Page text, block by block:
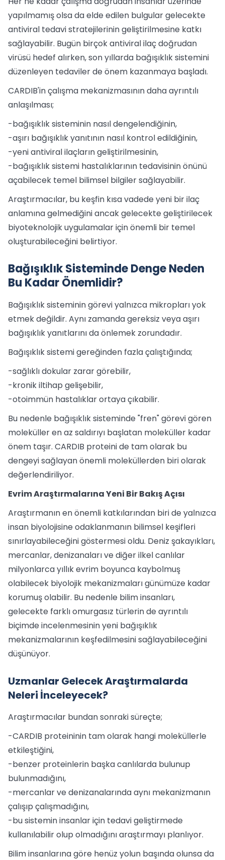
yapılmamış olsa da elde edilen bulgular gelecekte
antiviral tedavi stratejilerinin geliştirilmesine katkı
sağlayabilir. Bugün birçok antiviral ilaç doğrudan
virüsü hedef alırken, son yıllarda bağışıklık sistemini
düzenleyen tedaviler de önem kazanmaya başladı.
CARDIB'in çalışma mekanizmasının daha ayrıntılı
anlaşılması;
-bağışıklık sisteminin nasıl dengelendiğinin,
-aşırı bağışıklık yanıtının nasıl kontrol edildiğinin,
-yeni antiviral ilaçların geliştirilmesinin,
-bağışıklık sistemi hastalıklarının tedavisinin önünü
açabilecek temel bilimsel bilgiler sağlayabilir.
Araştırmacılar, bu keşfin kısa vadede yeni bir ilaç
anlamına gelmediğini ancak gelecekte geliştirilecek
biyoteknolojik uygulamalar için önemli bir temel
oluşturabileceğini belirtiyor.
Bağışıklık Sisteminde Denge Neden
Bu Kadar Önemlidir?
Bağışıklık sisteminin görevi yalnızca mikropları yok
etmek değildir. Aynı zamanda gereksiz veya aşırı
bağışıklık yanıtlarını da önlemek zorundadır.
Bağışıklık sistemi gereğinden fazla çalıştığında;
-sağlıklı dokular zarar görebilir,
-kronik iltihap gelişebilir,
-otoimmün hastalıklar ortaya çıkabilir.
Bu nedenle bağışıklık sisteminde "fren" görevi gören
moleküller en az saldırıyı başlatan moleküller kadar
önem taşır. CARDIB proteini de tam olarak bu
dengeyi sağlayan önemli moleküllerden biri olarak
değerlendiriliyor.
Evrim Araştırmalarına Yeni Bir Bakış Açısı
Araştırmanın en önemli katkılarından biri de yalnızca
insan biyolojisine odaklanmanın bilimsel keşifleri
sınırlayabileceğini göstermesi oldu. Deniz şakayıkları,
mercanlar, denizanaları ve diğer ilkel canlılar
milyonlarca yıllık evrim boyunca kaybolmuş
olabilecek biyolojik mekanizmaları günümüze kadar
korumuş olabilir. Bu nedenle bilim insanları,
gelecekte farklı omurgasız türlerin de ayrıntılı
biçimde incelenmesinin yeni bağışıklık
mekanizmalarının keşfedilmesini sağlayabileceğini
düşünüyor.
Uzmanlar Gelecek Araştırmalarda
Neleri İnceleyecek?
Araştırmacılar bundan sonraki süreçte;
-CARDIB proteininin tam olarak hangi moleküllerle
etkileştiğini,
-benzer proteinlerin başka canlılarda bulunup
bulunmadığını,
-mercanlar ve denizanalarında aynı mekanizmanın
çalışıp çalışmadığını,
-bu sistemin insanlar için tedavi geliştirmede
kullanılabilir olup olmadığını araştırmayı planlıyor.
Bilim insanlarına göre henüz yolun başında olunsa da